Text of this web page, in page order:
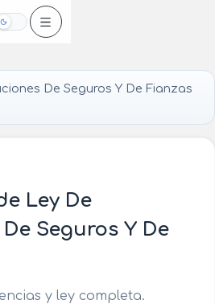
Oscuro
De Seguros Y De Fianzas
Ley De
Seguros Y De
y ley completa.